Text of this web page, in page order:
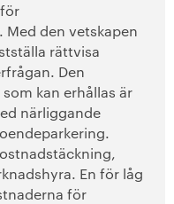
den vetskapen
rättvisa
Den
kan erhållas är
närliggande
En för låg
för